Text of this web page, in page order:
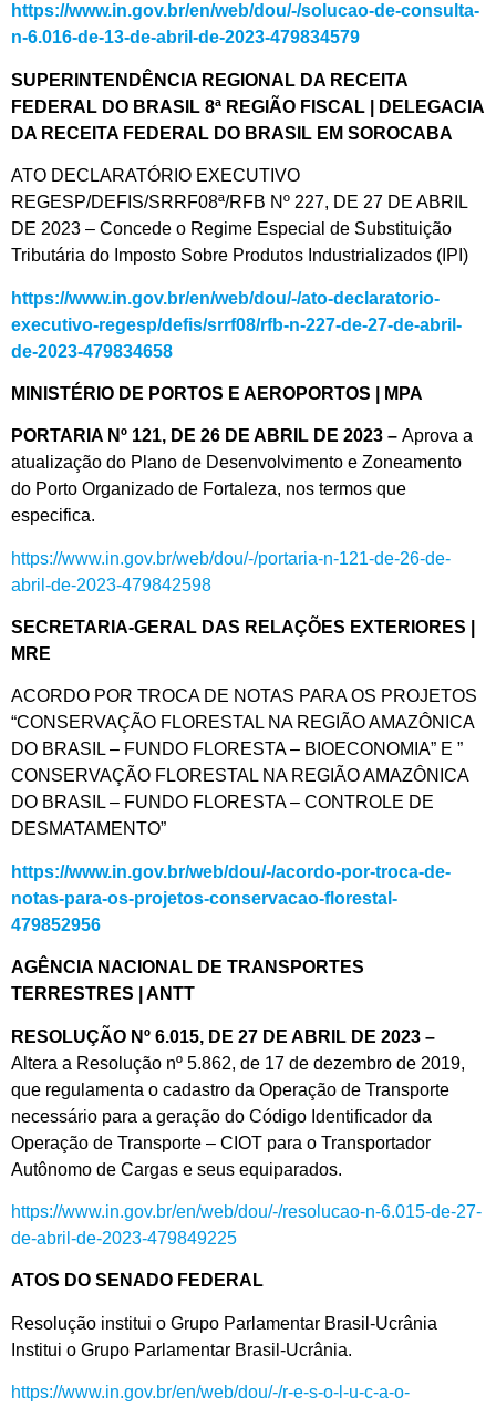
https://www.in.gov.br/en/web/dou/-/solucao-de-consulta-
n-6.016-de-13-de-abril-de-2023-479834579
SUPERINTENDÊNCIA REGIONAL DA RECEITA
FEDERAL DO BRASIL 8ª REGIÃO FISCAL | DELEGACIA
DA RECEITA FEDERAL DO BRASIL EM SOROCABA
ATO DECLARATÓRIO EXECUTIVO
REGESP/DEFIS/SRRF08ª/RFB Nº 227, DE 27 DE ABRIL
DE 2023 – Concede o Regime Especial de Substituição
Tributária do Imposto Sobre Produtos Industrializados (IPI)
https://www.in.gov.br/en/web/dou/-/ato-declaratorio-
executivo-regesp/defis/srrf08/rfb-n-227-de-27-de-abril-
de-2023-479834658
MINISTÉRIO DE PORTOS E AEROPORTOS | MPA
PORTARIA Nº 121, DE 26 DE ABRIL DE 2023 – Aprova a
atualização do Plano de Desenvolvimento e Zoneamento
do Porto Organizado de Fortaleza, nos termos que
especifica.
https://www.in.gov.br/web/dou/-/portaria-n-121-de-26-de-
abril-de-2023-479842598
SECRETARIA-GERAL DAS RELAÇÕES EXTERIORES |
MRE
ACORDO POR TROCA DE NOTAS PARA OS PROJETOS
“CONSERVAÇÃO FLORESTAL NA REGIÃO AMAZÔNICA
DO BRASIL – FUNDO FLORESTA – BIOECONOMIA” E ”
CONSERVAÇÃO FLORESTAL NA REGIÃO AMAZÔNICA
DO BRASIL – FUNDO FLORESTA – CONTROLE DE
DESMATAMENTO”
https://www.in.gov.br/web/dou/-/acordo-por-troca-de-
notas-para-os-projetos-conservacao-florestal-
479852956
AGÊNCIA NACIONAL DE TRANSPORTES
TERRESTRES | ANTT
RESOLUÇÃO Nº 6.015, DE 27 DE ABRIL DE 2023 –
Altera a Resolução nº 5.862, de 17 de dezembro de 2019,
que regulamenta o cadastro da Operação de Transporte
necessário para a geração do Código Identificador da
Operação de Transporte – CIOT para o Transportador
Autônomo de Cargas e seus equiparados.
https://www.in.gov.br/en/web/dou/-/resolucao-n-6.015-de-27-
de-abril-de-2023-479849225
ATOS DO SENADO FEDERAL
Resolução institui o Grupo Parlamentar Brasil-Ucrânia
Institui o Grupo Parlamentar Brasil-Ucrânia.
https://www.in.gov.br/en/web/dou/-/r-e-s-o-l-u-c-a-o-